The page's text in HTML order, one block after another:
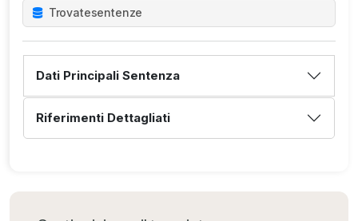
Trovatesentenze
Dati Principali Sentenza
Riferimenti Dettagliati